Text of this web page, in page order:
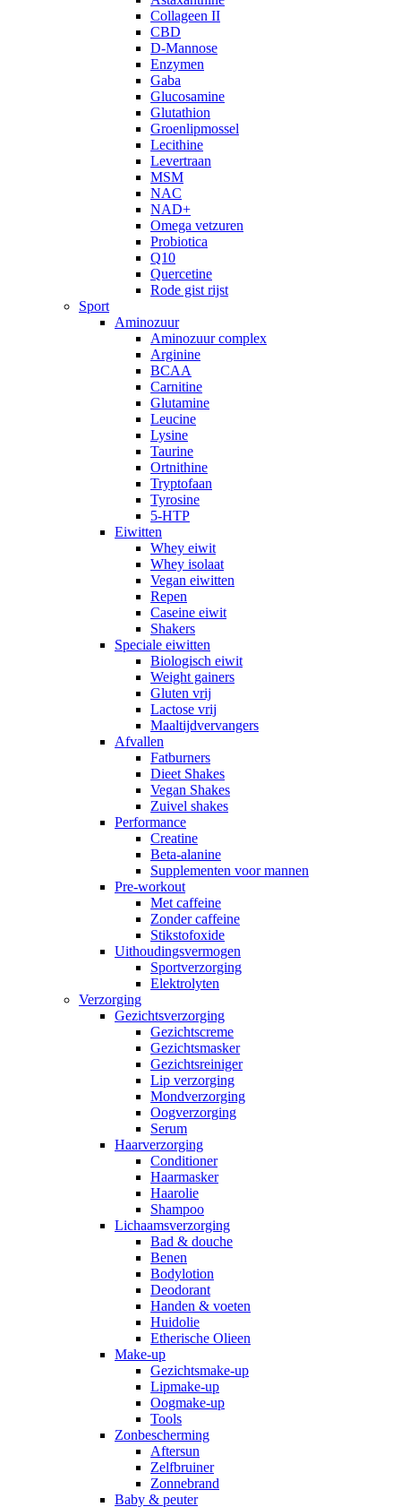
Collageen II
CBD
D-Mannose
Enzymen
Gaba
Glucosamine
Glutathion
Groenlipmossel
Lecithine
Levertraan
MSM
NAC
NAD+
Omega vetzuren
Probiotica
Q10
Quercetine
Rode gist rijst
Sport
Aminozuur
Aminozuur complex
Arginine
BCAA
Carnitine
Glutamine
Leucine
Lysine
Taurine
Ortnithine
Tryptofaan
Tyrosine
5-HTP
Eiwitten
Whey eiwit
Whey isolaat
Vegan eiwitten
Repen
Caseine eiwit
Shakers
Speciale eiwitten
Biologisch eiwit
Weight gainers
Gluten vrij
Lactose vrij
Maaltijdvervangers
Afvallen
Fatburners
Dieet Shakes
Vegan Shakes
Zuivel shakes
Performance
Creatine
Beta-alanine
Supplementen voor mannen
Pre-workout
Met caffeine
Zonder caffeine
Stikstofoxide
Uithoudingsvermogen
Sportverzorging
Elektrolyten
Verzorging
Gezichtsverzorging
Gezichtscreme
Gezichtsmasker
Gezichtsreiniger
Lip verzorging
Mondverzorging
Oogverzorging
Serum
Haarverzorging
Conditioner
Haarmasker
Haarolie
Shampoo
Lichaamsverzorging
Bad & douche
Benen
Bodylotion
Deodorant
Handen & voeten
Huidolie
Etherische Olieen
Make-up
Gezichtsmake-up
Lipmake-up
Oogmake-up
Tools
Zonbescherming
Aftersun
Zelfbruiner
Zonnebrand
Baby & peuter